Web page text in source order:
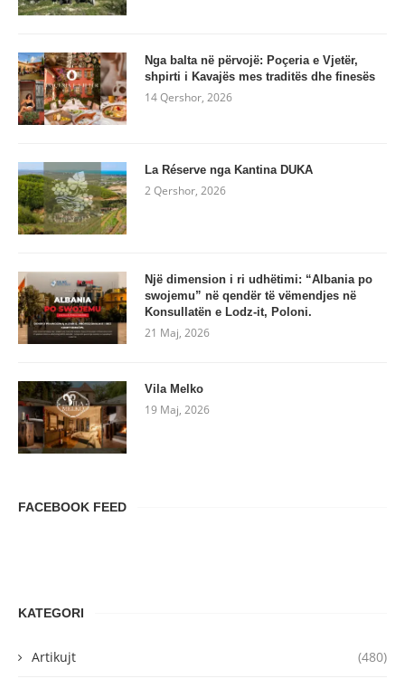
Nga balta në përvojë: Poçeria e Vjetër,
shpirti i Kavajës mes traditës dhe finesës
14 Qershor, 2026
La Réserve nga Kantina DUKA
2 Qershor, 2026
Një dimension i ri udhëtimi: “Albania po
swojemu” në qendër të vëmendjes në
Konsullatën e Lodz-it, Poloni.
21 Maj, 2026
Vila Melko
19 Maj, 2026
FACEBOOK FEED
KATEGORI
Artikujt (480)